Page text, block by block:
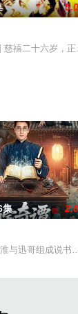
复国隐忍布局
藏身份成为楚
5.0
慈禧二十六岁，
筱楠推向不死
限公司
集 2.0
与迅哥组成说书